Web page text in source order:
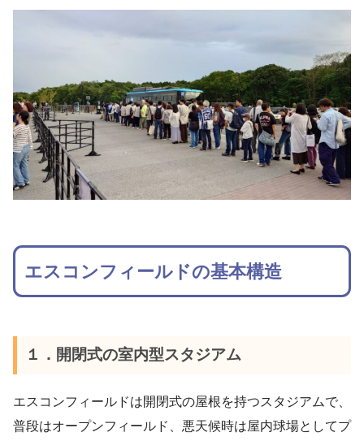
エスコンフィールドの基本構造
１．開閉式の室内型スタジアム
エスコンフィールドは開閉式の屋根を持つスタジアムで、
普段はオープンフィールド、悪天候時は屋内球場としてプ